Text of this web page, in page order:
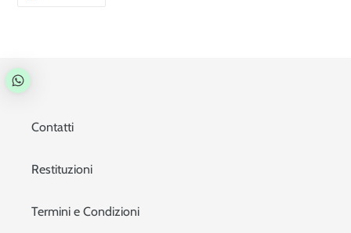
Contatti
Restituzioni
Termini e Condizioni